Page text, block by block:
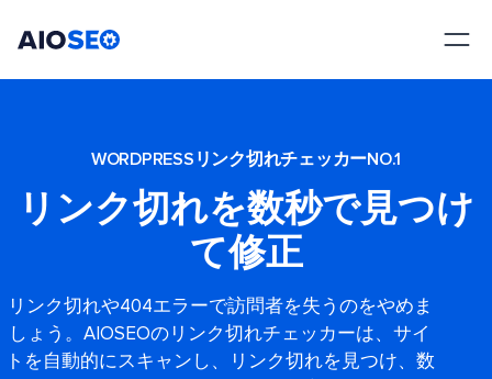
WORDPRESSリンク切れチェッカーNO.1
リンク切れを数秒で見つけ
て修正
リンク切れや404エラーで訪問者を失うのをやめま
しょう。AIOSEOのリンク切れチェッカーは、サイ
トを自動的にスキャンし、リンク切れを見つけ、数